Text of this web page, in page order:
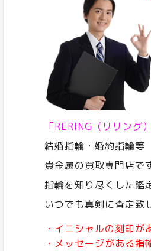
「RERING（リリング）
結婚指輪・婚約指輪等
貴金属の買取専門店で
指輪を知り尽くした鑑
いつでも真剣に査定致
・イニシャルの刻印が
・メッセージがある指